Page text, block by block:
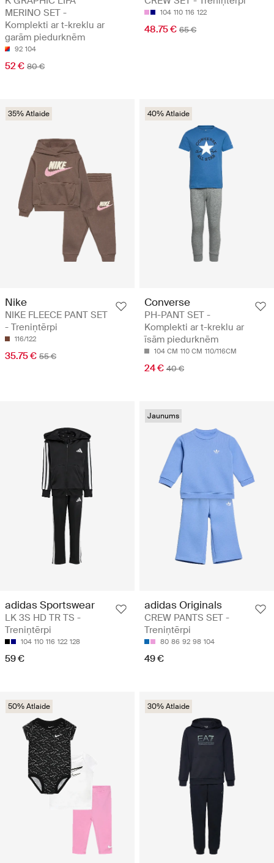
MERINO SET -
Komplekti ar t-kreklu ar
garām piedurknēm
92 104
52 € 80 €
104 110 116 122
48.75 € 65 €
35% Atlaide
Nike
NIKE FLEECE PANT SET
- Treniņtērpi
116/122
35.75 € 55 €
40% Atlaide
Converse
PH-PANT SET -
Komplekti ar t-kreklu ar
īsām piedurknēm
104 CM 110 CM 110/116CM
24 € 40 €
adidas Sportswear
LK 3S HD TR TS -
Treniņtērpi
104 110 116 122 128
59 €
Jaunums
adidas Originals
CREW PANTS SET -
Treniņtērpi
80 86 92 98 104
49 €
50% Atlaide 30% Atlaide